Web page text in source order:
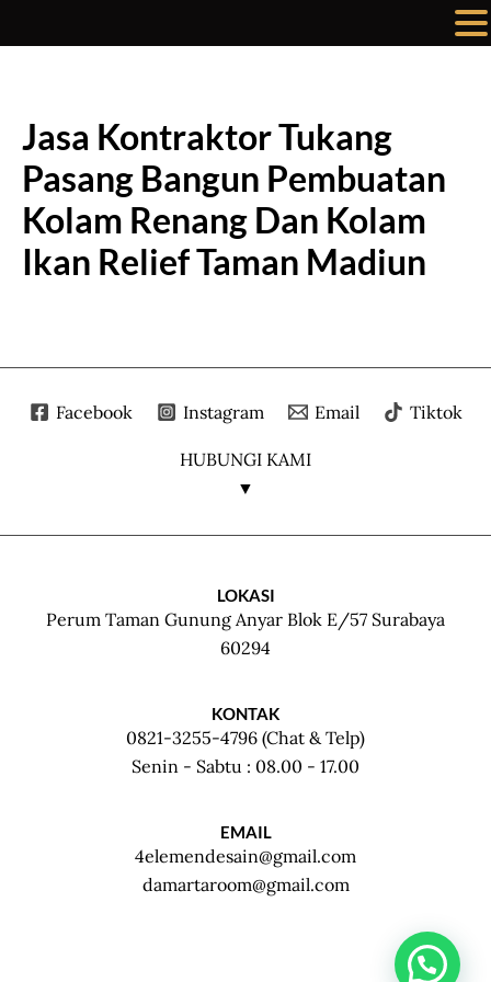
Jasa Kontraktor Tukang
Pasang Bangun Pembuatan
Kolam Renang Dan Kolam
Ikan Relief Taman Madiun
Facebook Instagram Email Tiktok
HUBUNGI KAMI
▼
LOKASI
Perum Taman Gunung Anyar Blok E/57 Surabaya
60294
KONTAK
0821-3255-4796 (Chat & Telp)
Senin - Sabtu : 08.00 - 17.00
EMAIL
4elemendesain@gmail.com
damartaroom@gmail.com